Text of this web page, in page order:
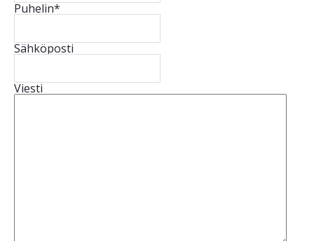
Puhelin*
Sähköposti
Viesti